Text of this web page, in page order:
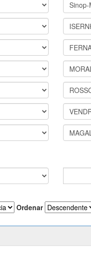
Ordenar